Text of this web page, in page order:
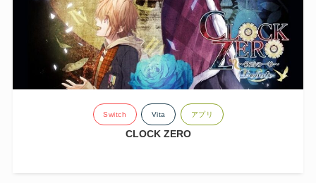
Switch Vita アプリ
CLOCK ZERO